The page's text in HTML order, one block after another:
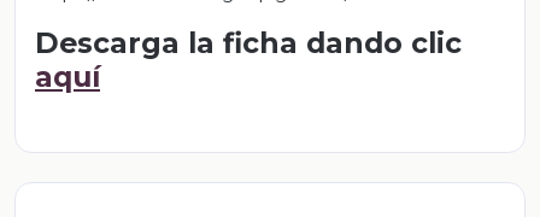
Descarga la ficha dando clic
aquí